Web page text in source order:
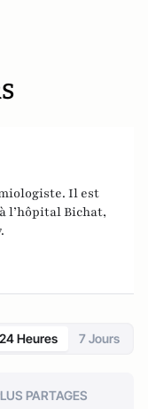
Il est
l’hôpital Bichat,
24 Heures 7 Jours
PARTAGES